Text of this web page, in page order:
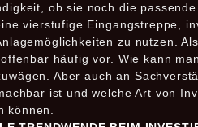
ob sie noch die
vierstufige Eingangstreppe,
zu nutzen.
häufig vor. Wie kann
Aber auch an
ist und welche Art von
können.